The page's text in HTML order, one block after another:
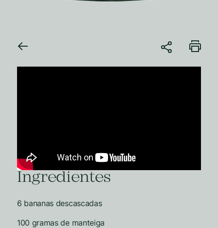
Ingredientes
6 bananas descascadas
100 gramas de manteiga